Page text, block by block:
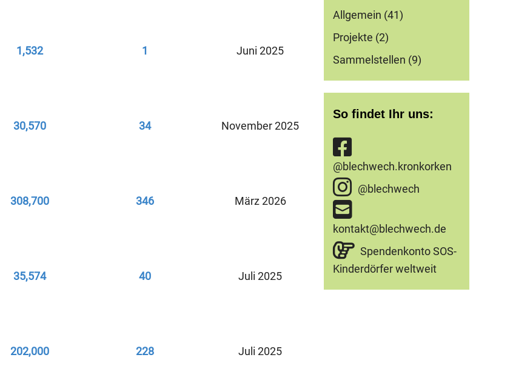
1,532 1 Juni 2025
30,570 34 November 2025
308,700 346 März 2026
35,574 40 Juli 2025
202,000 228 Juli 2025
Allgemein (41)
Projekte (2)
Sammelstellen (9)
So findet Ihr uns:
@blechwech.kronkorken
@blechwech
kontakt@blechwech.de
Spendenkonto SOS-
Kinderdörfer weltweit